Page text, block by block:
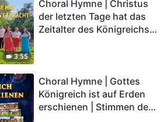
3:55
Choral Hymne | Christus
der letzten Tage hat das
Zeitalter des Königreichs
Choral Hymne | Gottes
Königreich ist auf Erden
erschienen | Stimmen des